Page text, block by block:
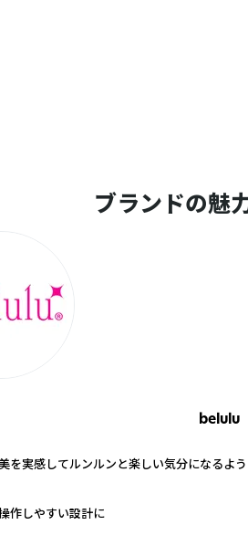
ブランドの魅
belulu
美を実感してルンルンと楽しい気分になる
作しやすい設計に